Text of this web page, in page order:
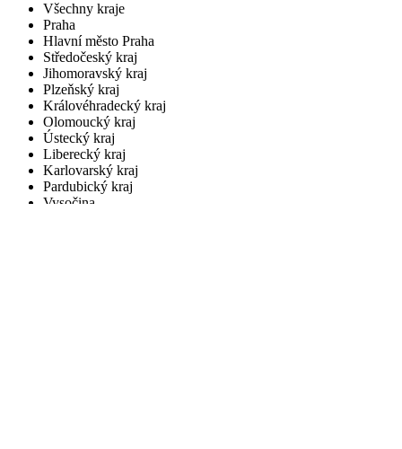
Všechny kraje
Praha
Hlavní město Praha
Středočeský kraj
Jihomoravský kraj
Plzeňský kraj
Královéhradecký kraj
Olomoucký kraj
Ústecký kraj
Liberecký kraj
Karlovarský kraj
Pardubický kraj
Vysočina